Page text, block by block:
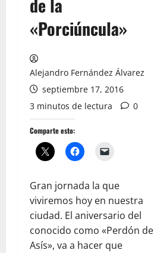
de la
«Porciúncula»
Alejandro Fernández Álvarez
septiembre 17, 2016
3 minutos de lectura
0
Comparte esto:
Gran jornada la que
viviremos hoy en nuestra
ciudad. El aniversario del
conocido como «Perdón de
Asís», va a hacer que